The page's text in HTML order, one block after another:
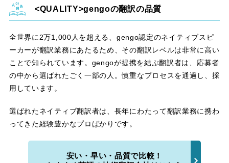
gengoの翻訳の品質
全世界に2万1,000人を超える、gengo認定のネイティブスピ
ーカーが翻訳業務にあたるため、その翻訳レベルは非常に高い
ことで知られています。gengoが提携を結ぶ翻訳者は、応募者
の中から選ばれたごく一部の人。慎重なプロセスを通過し、採
用しています。
選ばれたネイティブ翻訳者は、長年にわたって翻訳業務に携わ
ってきた経験豊かなプロばかりです。
安い・早い・品質で比較！